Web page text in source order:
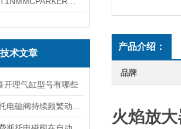
技术文章
开理气缸型号有哪些
产品介绍：
品牌
火焰放